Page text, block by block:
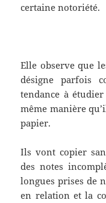
certaine notoriété.
Elle observe que
désigne parfois
tendance à
même manière
papier.
Ils vont copier
des notes
longues prises de
en relation et la